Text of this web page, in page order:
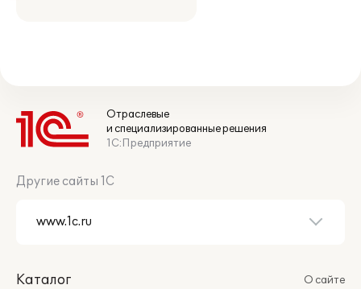
Отраслевые
и специализированные решения
1С:Предприятие
Другие сайты 1С
Каталог
О сайте